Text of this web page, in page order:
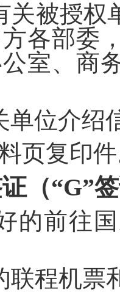
关被授权
各部委
室、商
单位介绍
页复印
（“G”
的前往
联程机票